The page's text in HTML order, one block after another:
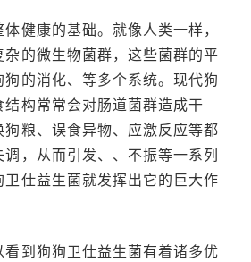
健康的基础。就像人类一样，
的微生物菌群，这些菌群的平
的消化、等多个系统。现代狗
构常常会对肠道菌群造成干
粮、误食异物、应激反应等都
，从而引发、、不振等一系列
仕益生菌就发挥出它的巨大作
到狗狗卫仕益生菌有着诸多优